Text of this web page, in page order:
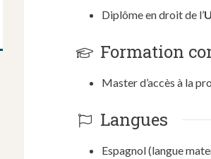
Diplôme en droit de l’
Formation
Master d’accès à la
Langues
Espagnol (langue